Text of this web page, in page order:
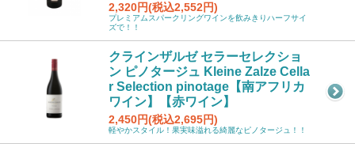
2,320円(税込2,552円)
プレミアムスパークリングワインを飲みきりハーフサイ
ズで！！
クラインザルゼ セラーセレクショ
ン ピノタージュ Kleine Zalze Cella
r Selection pinotage【南アフリカ
ワイン】【赤ワイン】
2,450円(税込2,695円)
軽やかスタイル！果実味溢れる綺麗なピノタージュ！！